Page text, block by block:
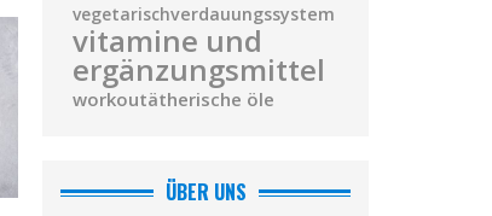
vegetarischverdauungssystem
vitamine und
ergänzungsmittel
workoutätherische öle
ÜBER UNS